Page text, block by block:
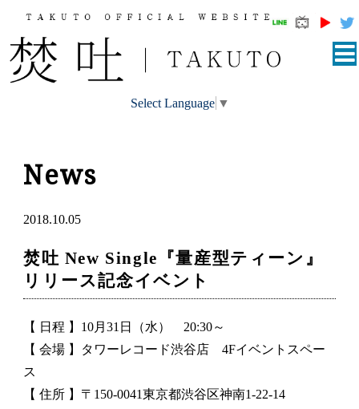
Select Language ▼
News
2018.10.05
焚吐 New Single『量産型ティーン』
リリース記念イベント
【 日程 】10月31日（水） 20:30～
【 会場 】タワーレコード渋谷店 4Fイベントスペー
ス
【 住所 】〒150-0041東京都渋谷区神南1-22-14